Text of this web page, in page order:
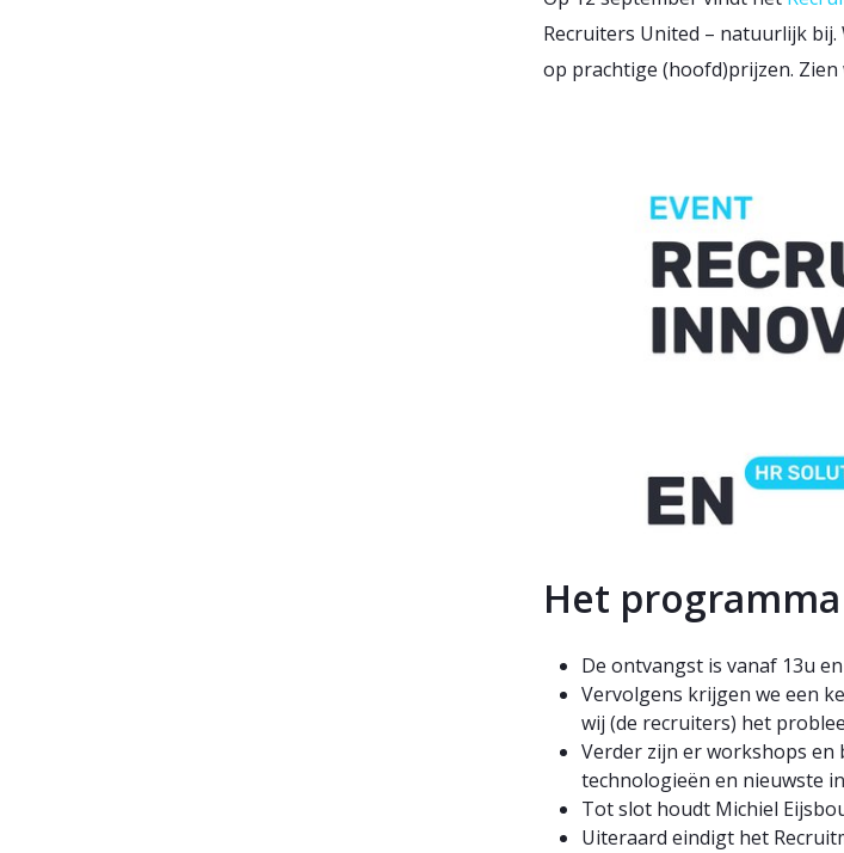
Recruiters United – natuurlijk bij.
op prachtige (hoofd)prijzen. Zien
Het programma
De ontvangst is vanaf 13u
Vervolgens krijgen we een
wij (de recruiters) het
Verder zijn er workshops
technologieën en nieuwste
Tot slot houdt Michiel
Uiteraard eindigt het